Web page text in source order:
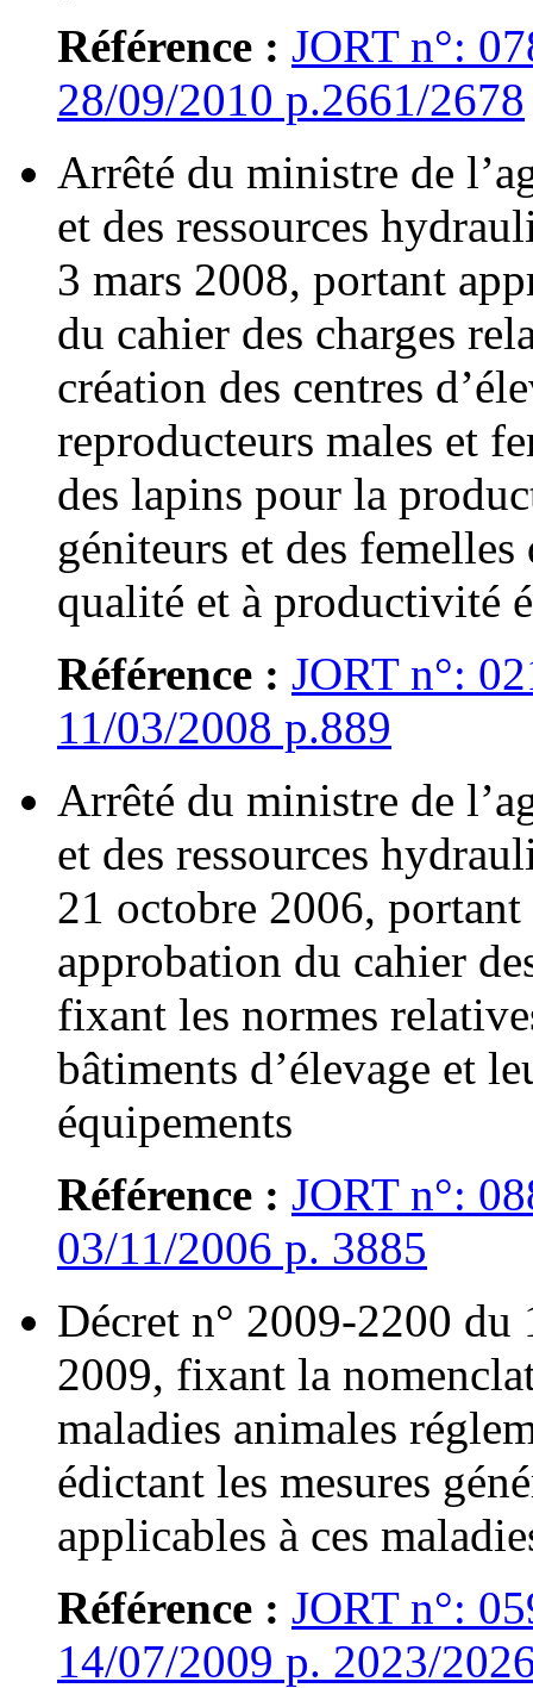
Référence : JORT n°:
28/09/2010 p.2661/2678
Arrêté du ministre de
et des ressources
3 mars 2008, portant
du cahier des charges
création des centres
reproducteurs males et
des lapins pour la
géniteurs et des femelles
qualité et à productivité
Référence : JORT n°:
11/03/2008 p.889
Arrêté du ministre de
et des ressources
21 octobre 2006, portant
approbation du cahier
fixant les normes
bâtiments d’élevage et
équipements
Référence : JORT n°:
03/11/2006 p. 3885
Décret n° 2009-2200
2009, fixant la
maladies animales
édictant les mesures
applicables à ces
Référence : JORT n°:
14/07/2009 p. 2023/